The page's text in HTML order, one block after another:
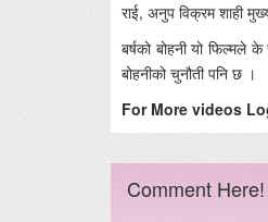
राई, अनुप विक्रम शाही
बर्षको बोहनी यो फिल्मले
बोहनीको चुनौती पनि छ ।
For More videos
Comment Here!